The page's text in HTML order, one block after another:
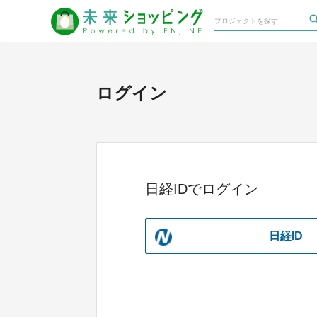
ログイン
日経IDでログイン
日経ID